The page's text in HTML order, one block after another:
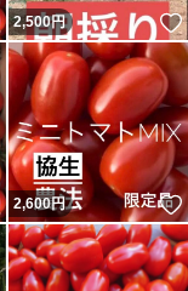
いいね！
2,500円
いいね！
2,600円